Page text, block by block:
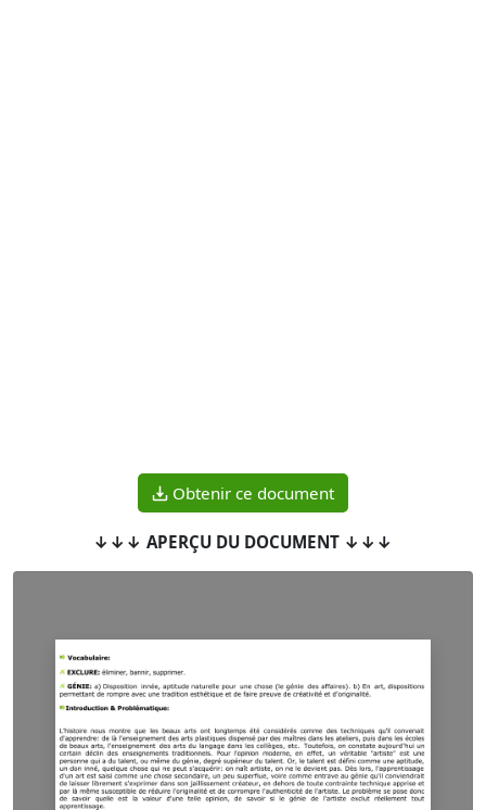
Obtenir ce document
↓↓↓ APERÇU DU DOCUMENT ↓↓↓